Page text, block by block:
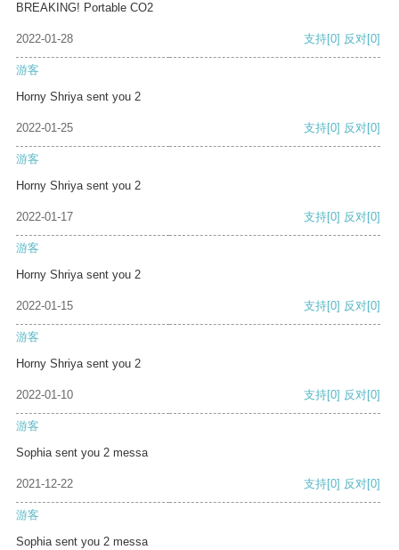
BREAKING! Portable CO2
2022-01-28 支持[0] 反对[0]
游客
Horny Shriya sent you 2
2022-01-25 支持[0] 反对[0]
游客
Horny Shriya sent you 2
2022-01-17 支持[0] 反对[0]
游客
Horny Shriya sent you 2
2022-01-15 支持[0] 反对[0]
游客
Horny Shriya sent you 2
2022-01-10 支持[0] 反对[0]
游客
Sophia sent you 2 messa
2021-12-22 支持[0] 反对[0]
游客
Sophia sent you 2 messa